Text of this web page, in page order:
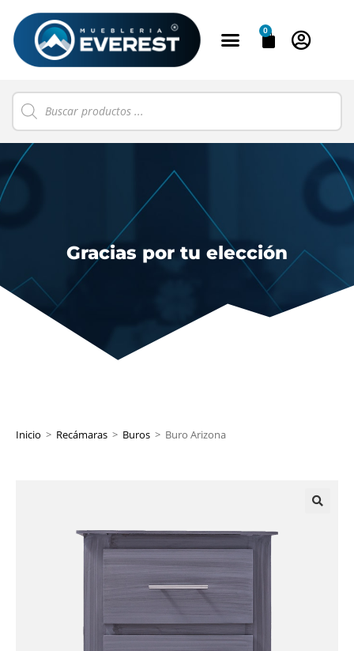
0
Gracias por tu elección
Inicio > Recámaras > Buros > Buro Arizona